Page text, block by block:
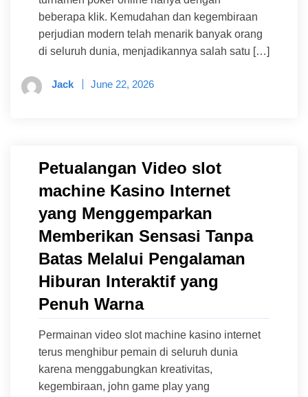
beberapa klik. Kemudahan dan kegembiraan
perjudian modern telah menarik banyak orang
di seluruh dunia, menjadikannya salah satu […]
Jack June 22, 2026
Petualangan Video slot
machine Kasino Internet
yang Menggemparkan
Memberikan Sensasi Tanpa
Batas Melalui Pengalaman
Hiburan Interaktif yang
Penuh Warna
Permainan video slot machine kasino internet
terus menghibur pemain di seluruh dunia
karena menggabungkan kreativitas,
kegembiraan, john game play yang